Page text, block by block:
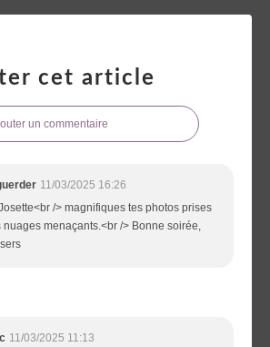
cet article
un commentaire
11/03/2025 16:26
/> magnifiques tes photos prises
nuages menaçants.<br /> Bonne soirée,
11/03/2025 11:13